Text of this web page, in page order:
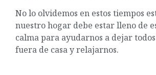
No lo olvidemos en estos tiempos
nuestro hogar debe estar lleno de
calma para ayudarnos a dejar
fuera de casa y relajarnos.